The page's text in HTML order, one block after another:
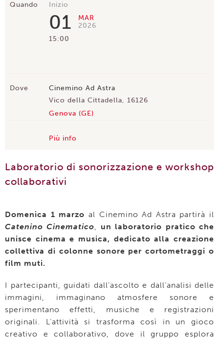
Quando Inizio
01
MAR
2026
15:00
Dove
Cinemino Ad Astra
Vico della Cittadella, 16126
Genova (GE)
Più info
Laboratorio di sonorizzazione e workshop
collaborativi
Domenica 1 marzo al Cinemino Ad Astra partirà il
Catenino Cinematico, un laboratorio pratico che
unisce cinema e musica, dedicato alla creazione
collettiva di colonne sonore per cortometraggi o
film muti.
I partecipanti, guidati dall’ascolto e dall’analisi delle
immagini, immaginano atmosfere sonore e
sperimentano effetti, musiche e registrazioni
originali. L’attività si trasforma così in un gioco
creativo e collaborativo, dove il gruppo esplora